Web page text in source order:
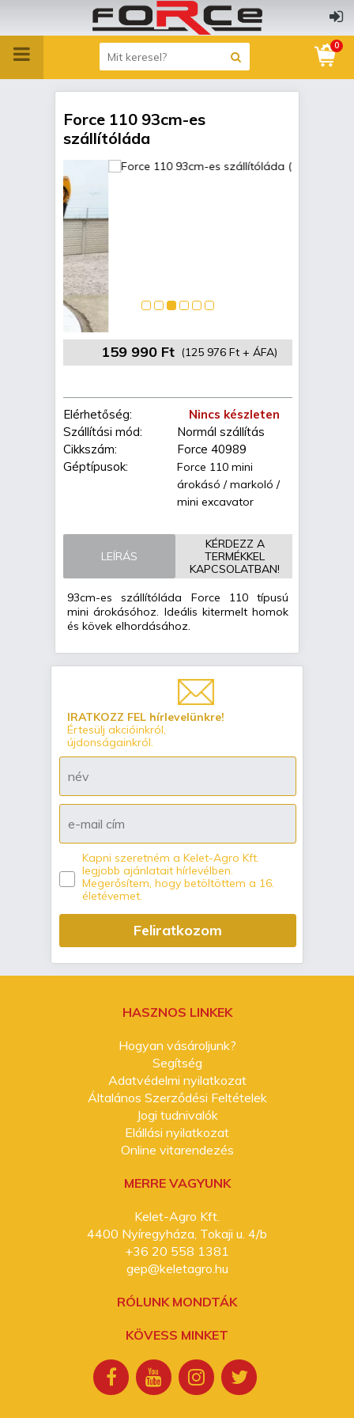
0
Force 110 93cm-es
szállítóláda
159 990 Ft (125 976 Ft + ÁFA)
Elérhetőség:
Nincs készleten
Szállítási mód:
Normál szállítás
Cikkszám:
Force 40989
Géptípusok:
Force 110 mini
árokásó / markoló /
mini excavator
LEÍRÁS
KÉRDEZZ A
TERMÉKKEL
KAPCSOLATBAN!
93cm-es szállítóláda Force 110 típusú
mini árokásóhoz. Ideális kitermelt homok
és kövek elhordásához.
IRATKOZZ FEL hírlevelünkre!
Értesülj akcióinkról,
újdonságainkról.
Kapni szeretném a Kelet-Agro Kft.
legjobb ajánlatait hírlevélben.
Megerősítem, hogy betöltöttem a 16.
életévemet.
Feliratkozom
HASZNOS LINKEK
Hogyan vásároljunk?
Segítség
Adatvédelmi nyilatkozat
Általános Szerződési Feltételek
Jogi tudnivalók
Elállási nyilatkozat
Online vitarendezés
MERRE VAGYUNK
Kelet-Agro Kft.
4400 Nyíregyháza, Tokaji u. 4/b
+36 20 558 1381
gep@keletagro.hu
RÓLUNK MONDTÁK
KÖVESS MINKET